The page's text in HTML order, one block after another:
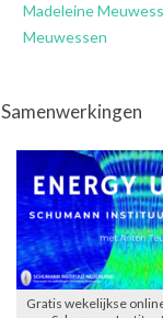
Madeleine
Meuwessen
Samenwerkingen
Gratis wekelijkse